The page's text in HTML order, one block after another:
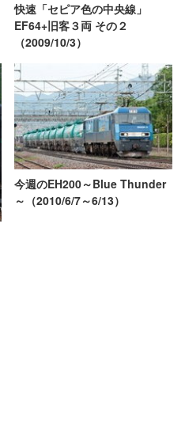
快速「セピア色の中央線」
EF64+旧客３両 その２
（2009/10/3）
今週のEH200～Blue Thunder
～（2010/6/7～6/13）